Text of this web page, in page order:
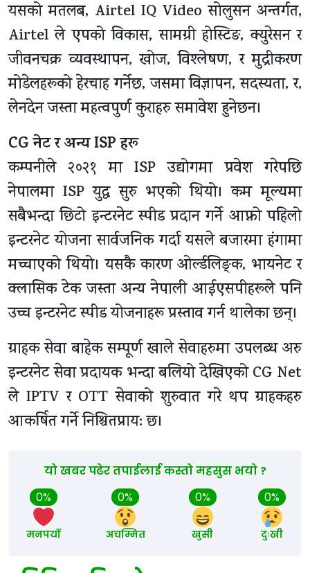
यसको मतलब, Airtel IQ Video सोलुसन अन्तर्गत,
Airtel ले एपको विकास, सामग्री होस्टिङ, क्युरेसन र
जीवनचक्र व्यवस्थापन, खोज, विश्लेषण, र मुद्रीकरण
मोडेलहरूको हेरचाह गर्नेछ, जसमा विज्ञापन, सदस्यता, र,
लेनदेन जस्ता महत्वपुर्ण कुराहरु समावेश हुनेछन।
CG नेट र अन्य ISP हरू
कम्पनीले २०२१ मा ISP उद्योगमा प्रवेश गरेपछि
नेपालमा ISP युद्ध सुरु भएको थियो। कम मूल्यमा
सबैभन्दा छिटो इन्टरनेट स्पीड प्रदान गर्ने आफ्नो पहिलो
इन्टरनेट योजना सार्वजनिक गर्दा यसले बजारमा हंगामा
मच्चाएको थियो। यसकै कारण ओर्ल्डलिङ्क, भायनेट र
क्लासिक टेक जस्ता अन्य नेपाली आईएसपीहरूले पनि
उच्च इन्टरनेट स्पीड योजनाहरू प्रस्ताव गर्न थालेका छन्।
ग्राहक सेवा बाहेक सम्पूर्ण खाले सेवाहरुमा उपलब्ध अरु
इन्टरनेट सेवा प्रदायक भन्दा बलियो देखिएको CG Net
ले IPTV र OTT सेवाको शुरुवात गरे थप ग्राहकहरु
आकर्षित गर्ने निश्चितप्राय: छ।
यो खबर पढेर तपाईलाई कस्तो महसुस भयो ?
0%
मनपर्यो
0%
अचम्मित
0%
खुसी
0%
दुःखी